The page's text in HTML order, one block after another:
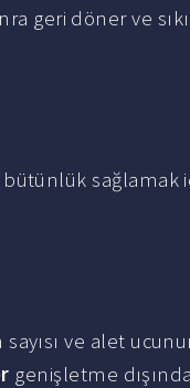
geri döner ve
ve alet
genişletme